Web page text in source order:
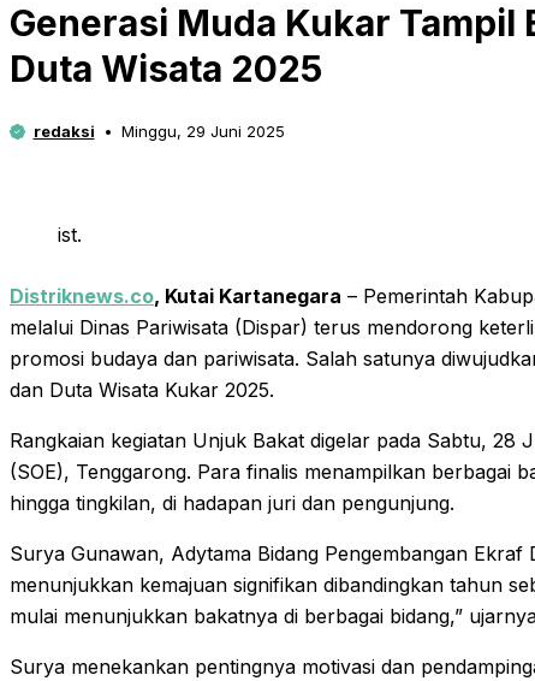
Generasi Muda Kukar Tampil
Duta Wisata 2025
redaksi Minggu, 29 Juni 2025
ist.
Distriknews.co, Kutai Kartanegara – Pemerintah
melalui Dinas Pariwisata (Dispar) terus mendorong
promosi budaya dan pariwisata. Salah satunya
dan Duta Wisata Kukar 2025.
Rangkaian kegiatan Unjuk Bakat digelar pada Sabtu, 28
(SOE), Tenggarong. Para finalis menampilkan berbagai
hingga tingkilan, di hadapan juri dan pengunjung.
Surya Gunawan, Adytama Bidang Pengembangan Ekraf
menunjukkan kemajuan signifikan dibandingkan tahun
mulai menunjukkan bakatnya di berbagai bidang,”
Surya menekankan pentingnya motivasi dan